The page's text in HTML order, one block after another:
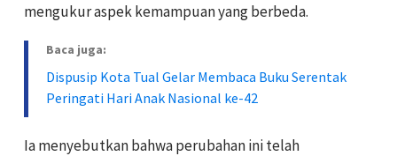
mengukur aspek kemampuan yang berbeda.
Baca juga:
Dispusip Kota Tual Gelar Membaca Buku Serentak
Peringati Hari Anak Nasional ke-42
Ia menyebutkan bahwa perubahan ini telah